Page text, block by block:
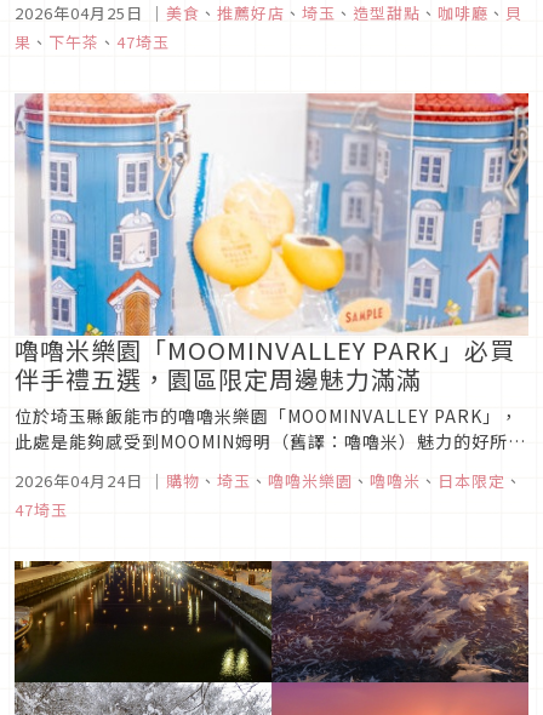
的司康等，喜愛犬系造型療癒餐點的人一定要來探店一番。
2026年04月25日 ｜ 美食 、 推薦好店 、 埼玉 、 造型甜點 、 咖啡廳 、 貝
果 、 下午茶 、 47埼玉
嚕嚕米樂園「MOOMINVALLEY PARK」必買
伴手禮五選，園區限定周邊魅力滿滿
位於埼玉縣飯能市的嚕嚕米樂園「MOOMINVALLEY PARK」，
此處是能夠感受到MOOMIN姆明（舊譯：嚕嚕米）魅力的好所
觀「MOOMIN的家」，這裡也販售著許多只有這裡才能買到的園
區限定MOOMIN伴手禮，以下將特別介紹5款MOOMI...
2026年04月24日 ｜ 購物 、 埼玉 、 嚕嚕米樂園 、 嚕嚕米 、 日本限定 、
47埼玉